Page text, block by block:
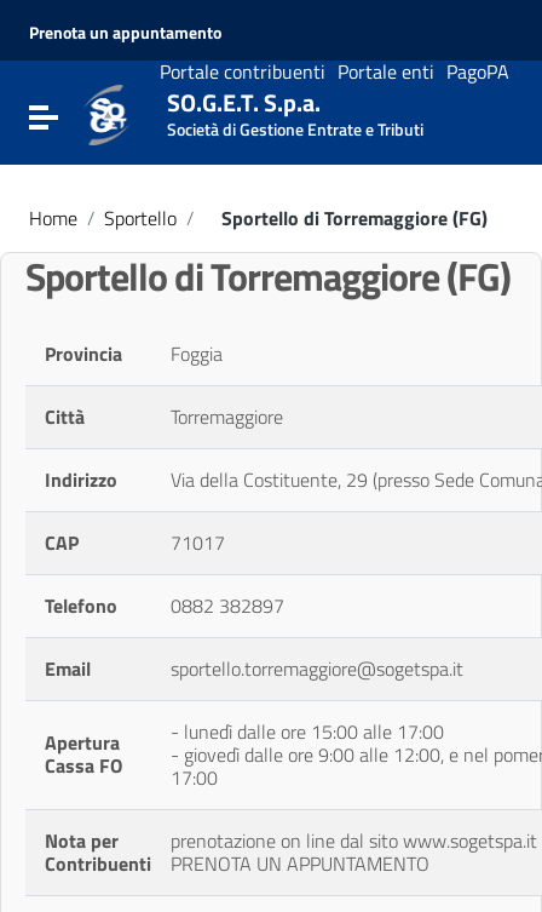
Vai al menu di navigazione
Prenota un appuntamento
Portale contribuenti Portale enti PagoPA
Attiva / disattiva la navigazione
SO.G.E.T. S.p.a.
Società di Gestione Entrate e Tributi
Home / Sportello / Sportello di Torremaggiore (FG)
Sportello di Torremaggiore (FG)
Provincia Foggia
Città Torremaggiore
Indirizzo Via della Costituente, 29 (presso Sede
CAP 71017
Telefono 0882 382897
Email sportello.torremaggiore@sogetspa.it
Apertura
Cassa FO
- lunedì dalle ore 15:00 alle 17:00
- giovedì dalle ore 9:00 alle 12:00, e nel
17:00
Nota per
Contribuenti
prenotazione on line dal sito
PRENOTA UN APPUNTAMENTO